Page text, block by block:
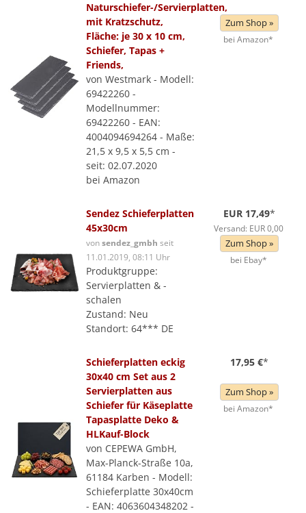
Naturschiefer-/Servierplatten,
mit Kratzschutz,
Fläche: je 30 x 10 cm,
Schiefer, Tapas +
Friends,
von Westmark - Modell:
69422260 -
Modellnummer:
69422260 - EAN:
4004094694264 - Maße:
21,5 x 9,5 x 5,5 cm -
seit: 02.07.2020
bei Amazon
Zum Shop »
bei Amazon*
Sendez Schieferplatten
45x30cm
vonsendez_gmbh seit
11.01.2019, 08:11 Uhr
Produktgruppe:
Servierplatten & -
schalen
Zustand: Neu
Standort: 64*** DE
EUR 17,49*
Versand: EUR 0,00
Zum Shop »
bei Ebay*
Schieferplatten eckig
30x40 cm Set aus 2
Servierplatten aus
Schiefer für Käseplatte
Tapasplatte Deko &
HLKauf-Block
von CEPEWA GmbH,
Max-Planck-Straße 10a,
61184 Karben - Modell:
Schieferplatte 30x40cm
- EAN: 4063604348202 -
17,95 €*
Zum Shop »
bei Amazon*